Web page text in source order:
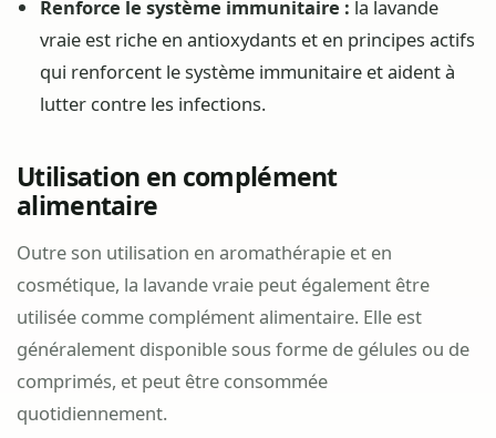
Renforce le système immunitaire : la lavande
vraie est riche en antioxydants et en principes actifs
qui renforcent le système immunitaire et aident à
lutter contre les infections.
Utilisation en complément
alimentaire
Outre son utilisation en aromathérapie et en
cosmétique, la lavande vraie peut également être
utilisée comme complément alimentaire. Elle est
généralement disponible sous forme de gélules ou de
comprimés, et peut être consommée
quotidiennement.